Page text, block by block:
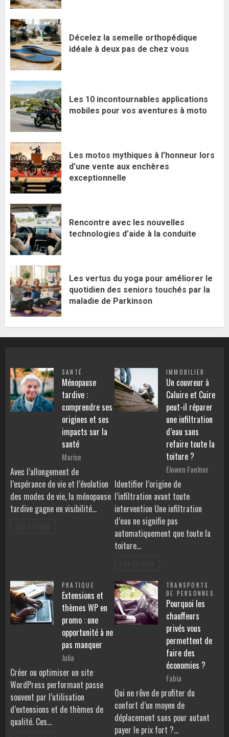
Décelez la semelle orthopédique
idéale à deux pas de chez vous
Les 10 incontournables applications
mobiles pour vos aventures à moto
Les motos mythiques à l’honneur lors
d’une vente aux enchères
exceptionnelle
Rencontre avec les nouvelles
technologies d’aide à la conduite
Les vertus du yoga pour améliorer le
quotidien des seniors touchés par la
maladie de Parkinson
SANTÉ
Ménopause
tardive :
comprendre ses
origines et ses
impacts sur la
santé
Marise
Avec l’allongement de
l’espérance de vie et l’évolution
des modes de vie, la ménopause
tardive gagne en visibilité…
IMMOBILIER
Un couvreur à
Caluire et Cuire
peut-il réparer
une infiltration
d’eau sans
refaire toute la
toiture ?
Elowen Faelnor
Identifier l’origine de
l’infiltration avant toute
intervention Une infiltration
d’eau ne signifie pas
automatiquement que toute la
toiture…
PRATIQUE
Extensions et
thèmes WP en
promo : une
opportunité à ne
pas manquer
Julia
Créer ou optimiser un site
WordPress performant passe
souvent par l’utilisation
d’extensions et de thèmes de
qualité. Ces…
TRANSPORTS
DE PERSONNES
Pourquoi les
chauffeurs
privés vous
permettent de
faire des
économies ?
Fabia
Qui ne rêve de profiter du
confort d’un moyen de
déplacement sans pour autant
payer le prix fort ?…